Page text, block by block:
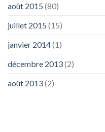
août 2015 (80)
juillet 2015 (15)
janvier 2014(1)
décembre 2013(2)
août 2013(2)